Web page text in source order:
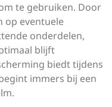
te gebruiken. Door
op eventuele
onderdelen,
blijft
biedt tijdens
immers bij een